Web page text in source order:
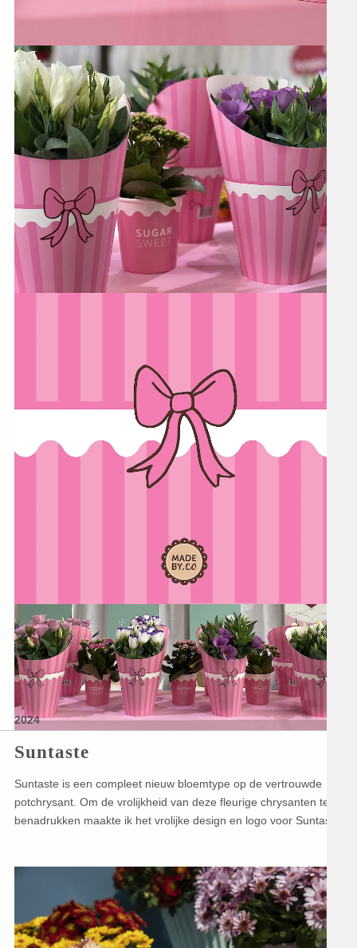
2024
Suntaste
Suntaste is een compleet nieuw bloemtype op de vertrouwde
potchrysant. Om de vrolijkheid van deze fleurige chrysanten te
benadrukken maakte ik het vrolijke design en logo voor Suntaste.